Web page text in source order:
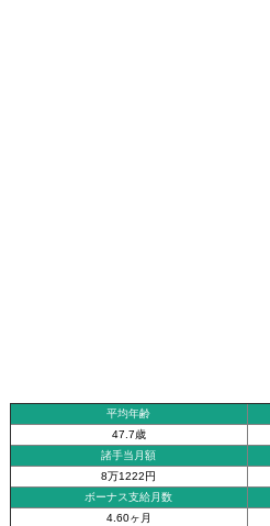
平均年齢
47.7歳
諸手当月額
8万1222円
ボーナス支給月数
4.60ヶ月